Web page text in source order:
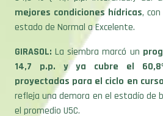
estado de Normal a Excelente.
GIRASOL:La siembra marcó un
14,7 p.p. y ya cubre el
proyectadas para el ciclo en
refleja una demora en el estadío de
el promedio U5C.